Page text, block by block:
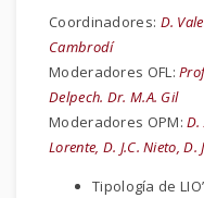
Coordinadores: D.
Cambrodí
Moderadores OFL:
Delpech. Dr. M.A. Gil
Moderadores OPM:D.
Lorente, D. J.C. Nieto, D.
Tipología de